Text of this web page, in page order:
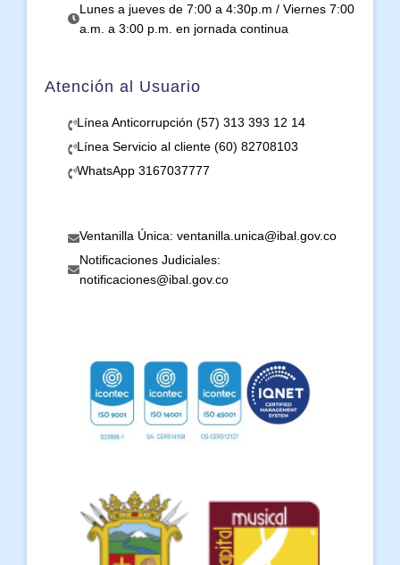
Lunes a jueves de 7:00 a 4:30p.m / Viernes 7:00
a.m. a 3:00 p.m. en jornada continua
Atención al Usuario
Línea Anticorrupción (57) 313 393 12 14
Línea Servicio al cliente (60) 82708103
WhatsApp 3167037777
Ventanilla Única: ventanilla.unica@ibal.gov.co
Notificaciones Judiciales:
notificaciones@ibal.gov.co